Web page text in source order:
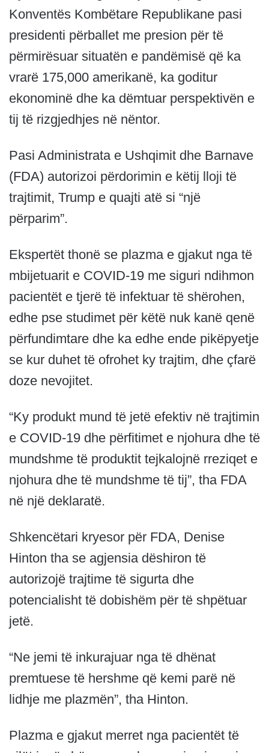
Konventës Kombëtare Republikane pasi
presidenti përballet me presion për të
përmirësuar situatën e pandëmisë që ka
vrarë 175,000 amerikanë, ka goditur
ekonominë dhe ka dëmtuar perspektivën e
tij të rizgjedhjes në nëntor.
Pasi Administrata e Ushqimit dhe Barnave
(FDA) autorizoi përdorimin e këtij lloji të
trajtimit, Trump e quajti atë si “një
përparim”.
Ekspertët thonë se plazma e gjakut nga të
mbijetuarit e COVID-19 me siguri ndihmon
pacientët e tjerë të infektuar të shërohen,
edhe pse studimet për këtë nuk kanë qenë
përfundimtare dhe ka edhe ende pikëpyetje
se kur duhet të ofrohet ky trajtim, dhe çfarë
doze nevojitet.
“Ky produkt mund të jetë efektiv në trajtimin
e COVID-19 dhe përfitimet e njohura dhe të
mundshme të produktit tejkalojnë rreziqet e
njohura dhe të mundshme të tij”, tha FDA
në një deklaratë.
Shkencëtari kryesor për FDA, Denise
Hinton tha se agjensia dëshiron të
autorizojë trajtime të sigurta dhe
potencialisht të dobishëm për të shpëtuar
jetë.
“Ne jemi të inkurajuar nga të dhënat
premtuese të hershme që kemi parë në
lidhje me plazmën”, tha Hinton.
Plazma e gjakut merret nga pacientët të